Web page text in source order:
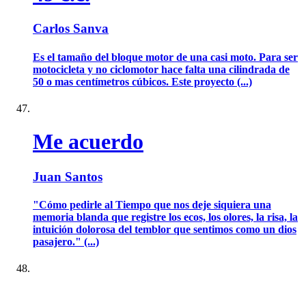
Carlos Sanva
Es el tamaño del bloque motor de una casi moto. Para ser
motocicleta y no ciclomotor hace falta una cilindrada de
50 o mas centímetros cúbicos. Este proyecto (...)
Me acuerdo
Juan Santos
"Cómo pedirle al Tiempo que nos deje siquiera una
memoria blanda que registre los ecos, los olores, la risa, la
intuición dolorosa del temblor que sentimos como un dios
pasajero." (...)